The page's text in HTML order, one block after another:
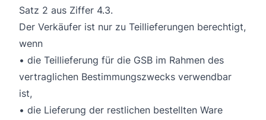
Satz 2 aus Ziffer 4.3.
Der Verkäufer ist nur zu Teillieferungen berechtigt,
wenn
• die Teillieferung für die GSB im Rahmen des
vertraglichen Bestimmungszwecks verwendbar
ist,
• die Lieferung der restlichen bestellten Ware